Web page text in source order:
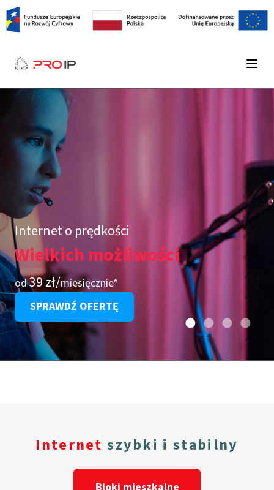
Internet o prędkości
Wielkich możliwości
SPRAWDŹ OFERTĘ
od39 zł/miesięcznie*
Internet szybki i stabilny